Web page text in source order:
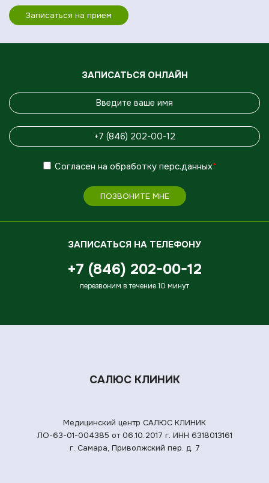
Записаться на прием
ЗАПИСАТЬСЯ ОНЛАЙН
Согласен на обработку перс.данных*
ПОЗВОНИТЕ МНЕ
ЗАПИСАТЬСЯ НА ТЕЛЕФОНУ
+7 (846) 202-00-12
перезвоним в течение 10 минут
САЛЮС КЛИНИК
Медицинский центр САЛЮС КЛИНИК
ЛО-63-01-004385 от 06.10.2017 г. ИНН 6318013161
г. Самара, Приволжский пер. д. 7